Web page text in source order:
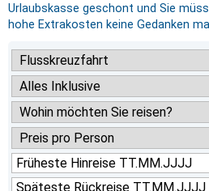
Urlaubskasse geschont und Sie
hohe Extrakosten keine Gedanken